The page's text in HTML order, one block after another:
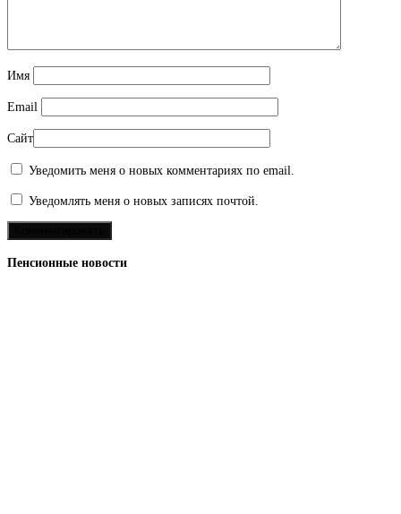
Имя
Email
Сайт
Уведомить меня о новых комментариях по email.
Уведомлять меня о новых записях почтой.
Пенсионные новости